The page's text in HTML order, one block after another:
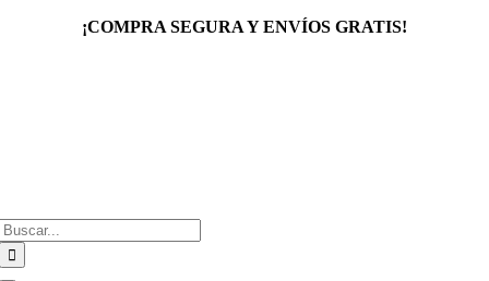
¡COMPRA SEGURA Y ENVÍOS GRATIS!